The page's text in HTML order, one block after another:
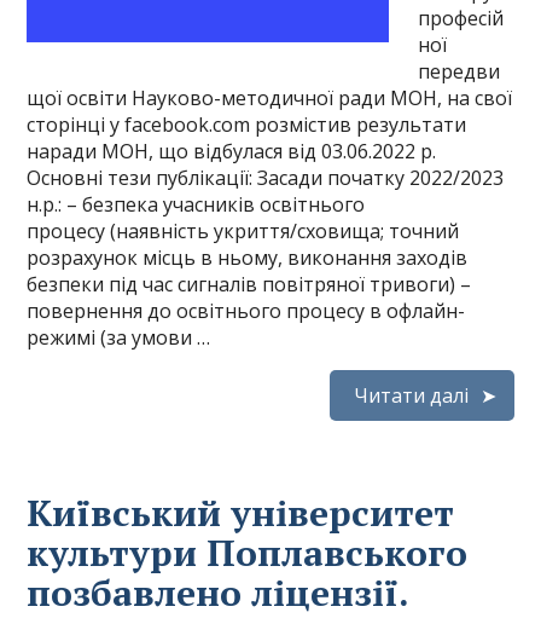
професій
ної
передви
щої освіти Науково-методичної ради МОН, на свої
сторінці у facebook.com розмістив результати
наради МОН, що відбулася від 03.06.2022 р.
Основні тези публікації: Засади початку 2022/2023
н.р.: – безпека учасників освітнього
процесу (наявність укриття/сховища; точний
розрахунок місць в ньому, виконання заходів
безпеки під час сигналів повітряної тривоги) –
повернення до освітнього процесу в офлайн-
режимі (за умови …
Читати далі
Київський університет
культури Поплавського
позбавлено ліцензії.